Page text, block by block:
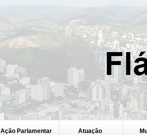
Ação Parlamentar Atuação